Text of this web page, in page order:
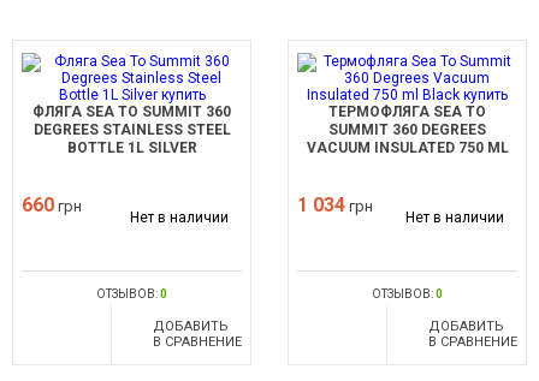
ФЛЯГА SEA TO SUMMIT 360
DEGREES STAINLESS STEEL
BOTTLE 1L SILVER
660 грн
Нет в наличии
ОТЗЫВОВ:0
ДОБАВИТЬ
В СРАВНЕНИЕ
ТЕРМОФЛЯГА SEA TO
SUMMIT 360 DEGREES
VACUUM INSULATED 750 ML
1 034 грн
Нет в наличии
ОТЗЫВОВ:0
ДОБАВИТЬ
В СРАВНЕНИЕ